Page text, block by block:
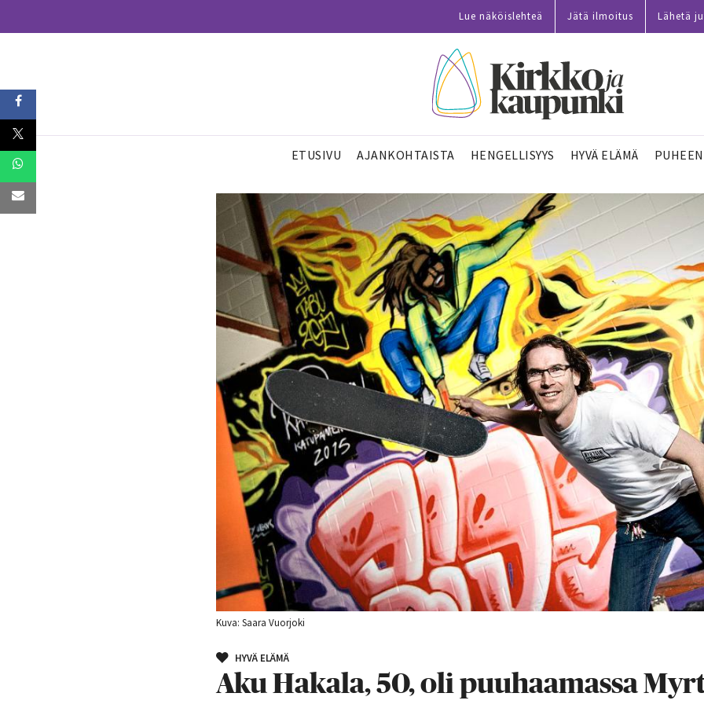
Lue näköislehteä Jätä ilmoitus Lähetä
ETUSIVU AJANKOHTAISTA HENGELLISYYS HYVÄ ELÄMÄ
Kuva: Saara Vuorjoki
HYVÄ ELÄMÄ
Aku Hakala, 50, oli puuhaamassa